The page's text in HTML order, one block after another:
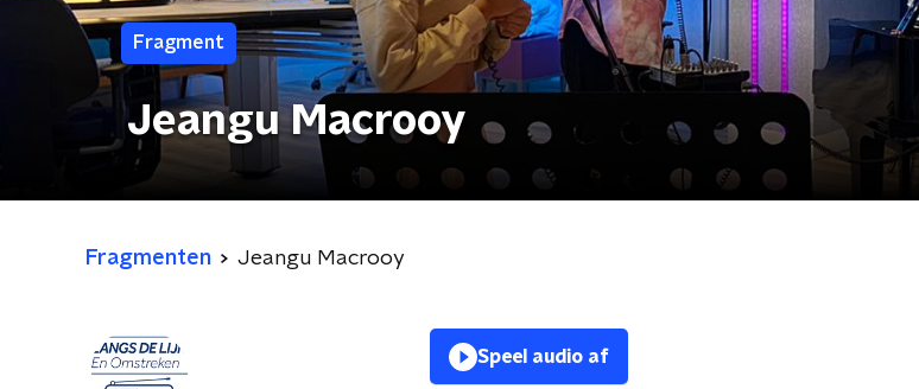
Fragment
Jeangu Macrooy
Fragmenten Jeangu Macrooy
Speel audio af